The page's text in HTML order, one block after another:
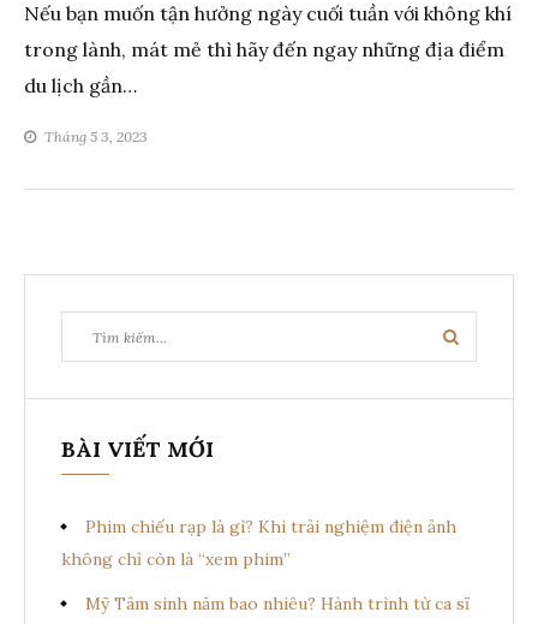
Nếu bạn muốn tận hưởng ngày cuối tuần với không khí
trong lành, mát mẻ thì hãy đến ngay những địa điểm
du lịch gần…
Tháng 5 3, 2023
kiếm:
Tìm
kiếm
BÀI VIẾT MỚI
Phim chiếu rạp là gì? Khi trải nghiệm điện ảnh
không chỉ còn là “xem phim”
Mỹ Tâm sinh năm bao nhiêu? Hành trình từ ca sĩ